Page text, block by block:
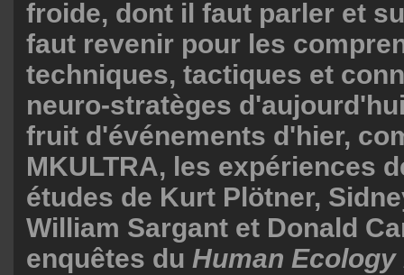
froide, dont il faut parler et
faut revenir pour les
techniques, tactiques et
neuro-stratèges
fruit d'événements d'hier,
MKULTRA, les expériences
études de Kurt Plötner,
William Sargant et Donald
enquêtes du Human Ecology